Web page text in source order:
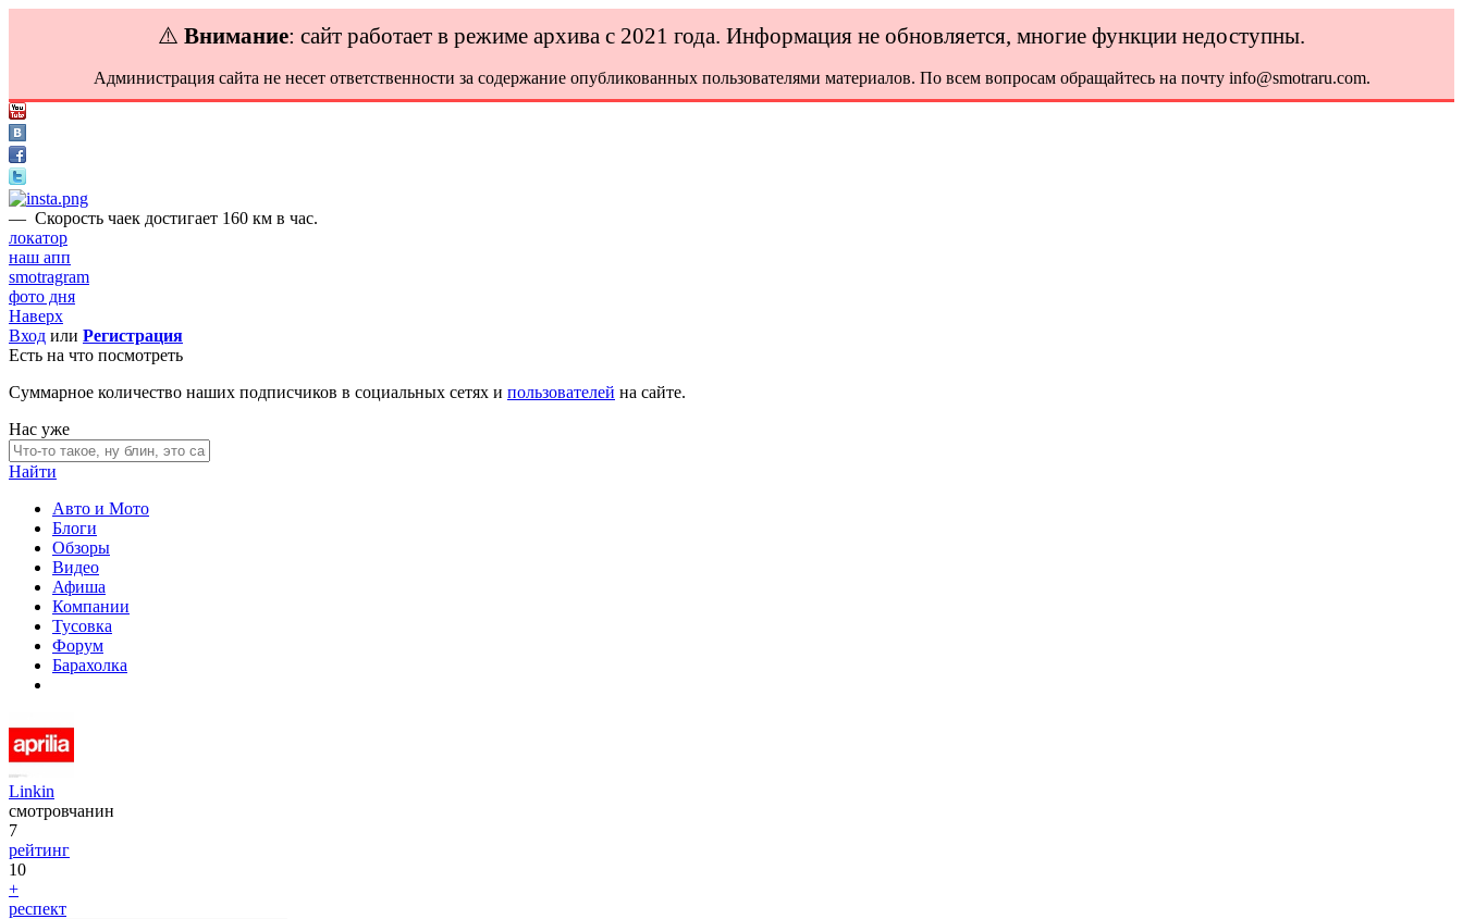
⚠️ Внимание: сайт работает в режиме архива с 2021 года. Информация не обновляется, многие функции недоступны.
Администрация сайта не несет ответственности за содержание опубликованных пользователями материалов. По всем вопросам обращайтесь на почту info@smotraru.com.
— Скорость чаек достигает 160 км в час.
локатор
наш апп
smotragram
фото дня
Наверх
Вход или Регистрация
Есть на что посмотреть
Суммарное количество наших подписчиков в социальных сетях и пользователей на сайте.
Нас уже
Найти
Авто и Мото
Блоги
Обзоры
Видео
Афиша
Компании
Тусовка
Форум
Барахолка
Linkin
смотровчанин
7
рейтинг
10
+
респект